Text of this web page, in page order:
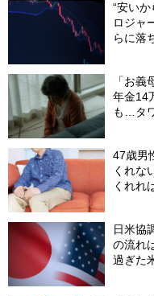
“安い
ロジャ
らに落
「お
年金14
も…タ
47歳男
くれな
くれれ
日米協
の流れ
過ぎた